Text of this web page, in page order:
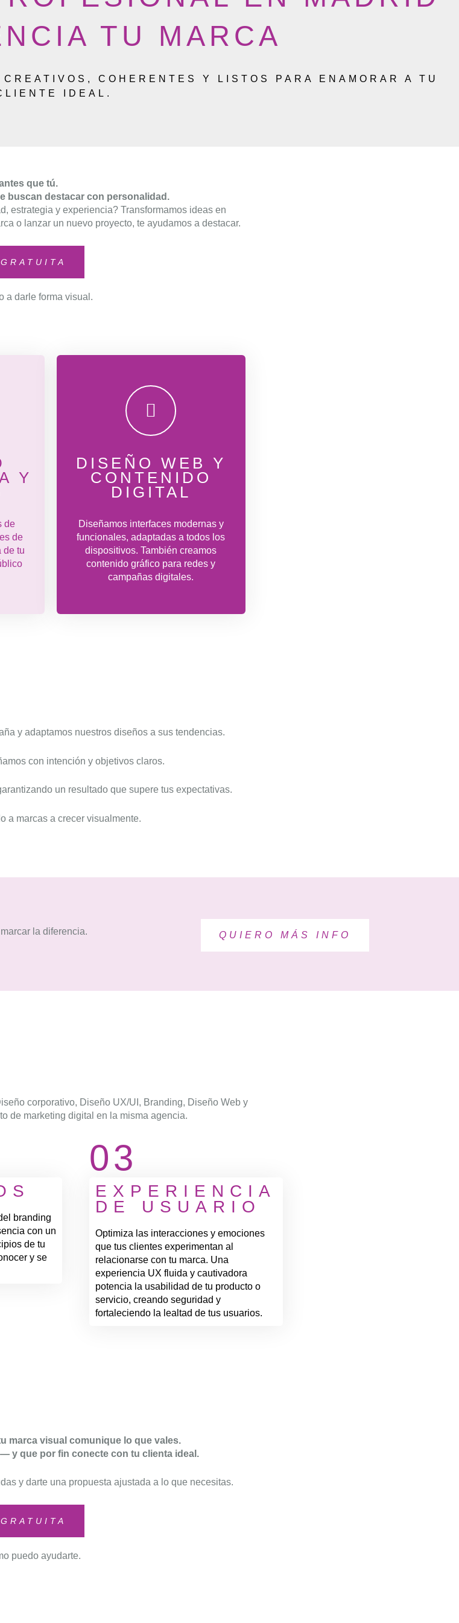
TU MARCA
COHERENTES Y LISTOS PARA ENAMORAR A TU
IDEAL.
que tú.
buscan destacar con personalidad.
estrategia y experiencia? Transformamos ideas en
o lanzar un nuevo proyecto, te ayudamos a destacar.
a darle forma visual.
Y
de
de
de tu
DISEÑO WEB Y
CONTENIDO
DIGITAL
Diseñamos interfaces modernas y
funcionales, adaptadas a todos los
dispositivos. También creamos
contenido gráfico para redes y
campañas digitales.
y adaptamos nuestros diseños a sus tendencias.
con intención y objetivos claros.
un resultado que supere tus expectativas.
a marcas a crecer visualmente.
la diferencia.
QUIERO MÁS INFO
corporativo, Diseño UX/UI, Branding, Diseño Web y
de marketing digital en la misma agencia.
branding
con un
de tu
y se
03
EXPERIENCIA
DE USUARIO
Optimiza las interacciones y emociones
que tus clientes experimentan al
relacionarse con tu marca. Una
experiencia UX fluida y cautivadora
potencia la usabilidad de tu producto o
servicio, creando seguridad y
fortaleciendo la lealtad de tus usuarios.
marca visual comunique lo que vales.
y que por fin conecte con tu clienta ideal.
y darte una propuesta ajustada a lo que necesitas.
puedo ayudarte.